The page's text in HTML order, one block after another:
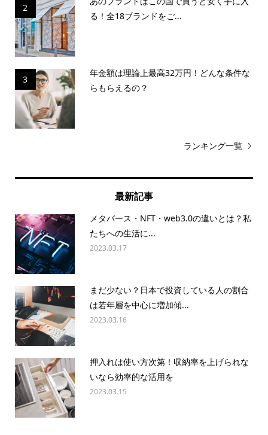
2
る！全18ブランドをご...
3
年金額は理論上最高32万円！どんな条件な
らもらえるの？
ランキング一覧
最新記事
メタバース・NFT・web3.0の違いとは？私
たちへの生活に...
2023.03.17
まだ少ない？日本で投資している人の割合
は若年層を中心に増加傾...
2023.03.16
押入れは使い方次第！収納率を上げられな
いなら効率的な活用を
2023.03.15